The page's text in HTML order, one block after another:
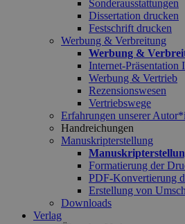
Sonderausstattungen
Dissertation drucken
Festschrift drucken
Werbung & Verbreitung
Werbung &
Internet-Präsentation
Werbung & Vertrieb
Rezensionswesen
Vertriebswege
Erfahrungen unserer
Handreichungen
Manuskripterstellung
Formatierung der
PDF-Konvertierung
Erstellung von
Downloads
Verlag